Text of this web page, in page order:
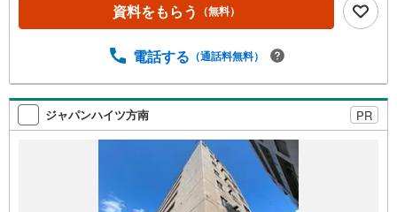
資料をもらう （無料）
電話する （通話料無料）
ジャパンハイツ方南 PR